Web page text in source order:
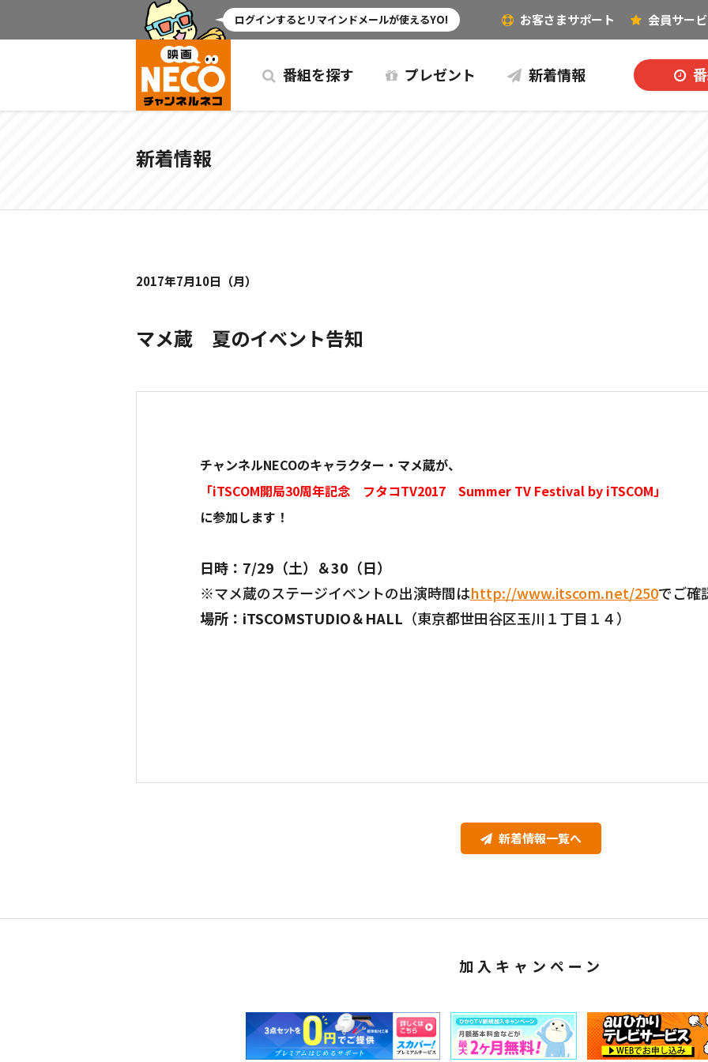
番組を探す プレゼント 新着情報
お客さまサポート 会員サー
ミッドナイト その他（音楽など）
ログインするとリマインドメールが使えるYO!
新着情報
2017年7月10日（月）
マメ蔵 夏のイベント告知
チャンネルNECOのキャラクター・マメ蔵が、
「iTSCOM開局30周年記念 フタコTV2017 Summer TV Festival by iTSCOM」
に参加します！
日時：7/29（土）＆30（日）
※マメ蔵のステージイベントの出演時間はhttp://www.itscom.net/250でご確
場所：iTSCOMSTUDIO＆HALL （東京都世田谷区玉川１丁目１４）
新着情報一覧へ
加入キャンペーン